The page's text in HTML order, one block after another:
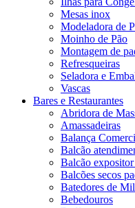
Mesas inox
Modeladora de
Moinho de Pão
Montagem de
Refresqueiras
Seladora e
Vascas
Bares e Restaurantes
Abridora de
Amassadeiras
Balança
Balcão
Balcão
Balcões secos
Batedores de
Bebedouros